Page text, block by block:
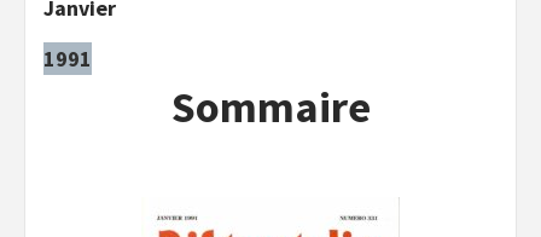
Janvier
1991
Sommaire